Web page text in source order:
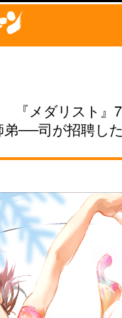
『メダリスト
──司が招聘し